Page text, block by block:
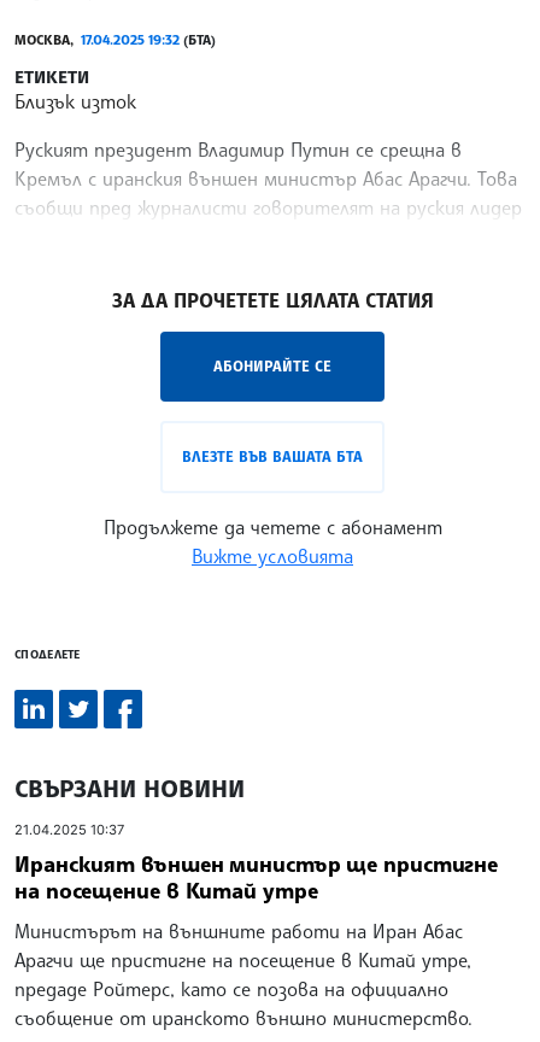
МОСКВА, 17.04.2025 19:32 (БТА)
ЕТИКЕТИ
Близък изток
Руският президент Владимир Путин се срещна в
Кремъл с иранския външен министър Абас Арагчи. Това
съобщи пред журналисти говорителят на руския лидер
ЗА ДА ПРОЧЕТЕТЕ ЦЯЛАТА СТАТИЯ
АБОНИРАЙТЕ СЕ
ВЛЕЗТЕ ВЪВ ВАШАТА БТА
Продължете да четете с абонамент
Вижте условията
СПОДЕЛЕТЕ
СВЪРЗАНИ НОВИНИ
21.04.2025 10:37
Иранският външен министър ще пристигне
на посещение в Китай утре
Министърът на външните работи на Иран Абас
Арагчи ще пристигне на посещение в Китай утре,
предаде Ройтерс, като се позова на официално
съобщение от иранското външно министерство.